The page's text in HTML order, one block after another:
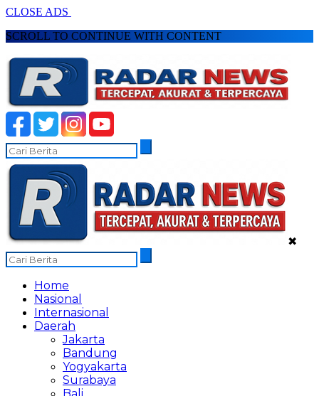
CLOSE ADS
SCROLL TO CONTINUE WITH CONTENT
✖
Home
Nasional
Internasional
Daerah
Jakarta
Bandung
Yogyakarta
Surabaya